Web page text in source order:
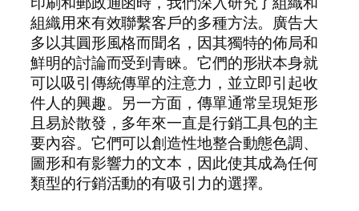
組織用來有效聯繫客戶的多種方法。廣告大
多以其圓形風格而聞名，因其獨特的佈局和
鮮明的討論而受到青睞。它們的形狀本身就
可以吸引傳統傳單的注意力，並立即引起收
件人的興趣。另一方面，傳單通常呈現矩形
且易於散發，多年來一直是行銷工具包的主
要內容。它們可以創造性地整合動態色調、
圖形和有影響力的文本，因此使其成為任何
類型的行銷活動的有吸引力的選擇。